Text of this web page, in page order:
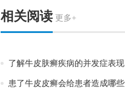
相关阅读 更多+
了解牛皮肤癣疾病的并发症表现
患了牛皮皮癣会给患者造成哪